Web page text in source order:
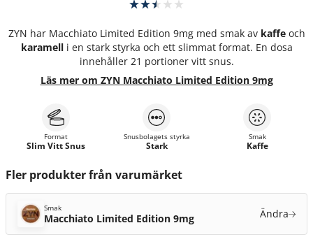
ZYN har Macchiato Limited Edition 9mg med smak av kaffe och
karamelli en stark styrka och ett slimmat format. En dosa
innehåller 21 portioner vitt snus.
Läs mer om ZYN Macchiato Limited Edition 9mg
Format
Slim Vitt Snus
Snusbolagets styrka
Stark
Smak
Kaffe
Fler produkter från varumärket
Smak
Macchiato Limited Edition 9mg Ändra